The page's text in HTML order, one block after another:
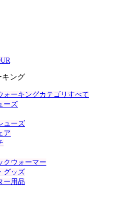
キング
ォーキングカテゴリすべて
ーズ
ューズ
ア
クウォーマー
グッズ
ー用品